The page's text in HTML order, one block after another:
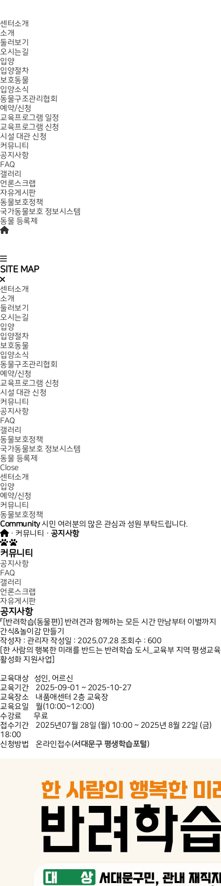
센터소개
소개
둘러보기
오시는길
입양
입양절차
보호동물
입양소식
동물구조관리협회
예약/신청
교육프로그램 일정
교육프로그램 신청
시설 대관 신청
커뮤니티
공지사항
FAQ
갤러리
언론스크랩
자유게시판
동물보호정책
국가동물보호 정보시스템
동물 등록제
SITE MAP
센터소개
소개
둘러보기
오시는길
입양
입양절차
보호동물
입양소식
동물구조관리협회
예약/신청
교육프로그램 신청
시설 대관 신청
커뮤니티
공지사항
FAQ
갤러리
동물보호정책
국가동물보호 정보시스템
동물 등록제
Close
센터소개
입양
예약/신청
커뮤니티
동물보호정책
Community 시민 여러분의 많은 관심과 성원 부탁드립니다.
· 커뮤니티 · 공지사항
커뮤니티
공지사항
FAQ
갤러리
언론스크랩
자유게시판
공지사항
『[반려학습(동물편)] 반려견과 함께하는 모든 시간 만남부터 이별까지
간식&놀이감 만들기
작성자 : 관리자 작성일 : 2025.07.28 조회수 : 600
[한 사람의 행복한 미래를 반드는 반려학습 도시_교육부 지역 평생교육
활성화 지원사업]
교육대상 성인, 어르신
교육기간 2025-09-01 ~ 2025-10-27
교육장소 내품애센터 2층 교육장
교육요일 월(10:00~12:00)
수강료 무료
접수기간 2025년07월 28일 (월) 10:00 ~ 2025년 8월 22일 (금)
18:00
신청방법 온라인접수(서대문구 평생학습포털)